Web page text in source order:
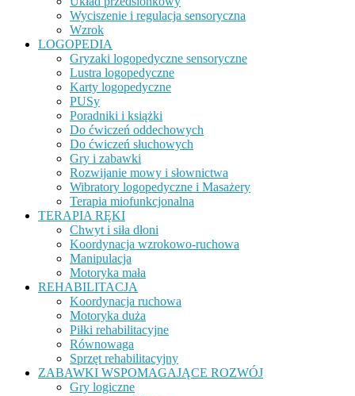
Wyciszenie i regulacja sensoryczna
Wzrok
LOGOPEDIA
Gryzaki logopedyczne sensoryczne
Lustra logopedyczne
Karty logopedyczne
PUSy
Poradniki i książki
Do ćwiczeń oddechowych
Do ćwiczeń słuchowych
Gry i zabawki
Rozwijanie mowy i słownictwa
Wibratory logopedyczne i Masażery
Terapia miofunkcjonalna
TERAPIA RĘKI
Chwyt i siła dłoni
Koordynacja wzrokowo-ruchowa
Manipulacja
Motoryka mała
REHABILITACJA
Koordynacja ruchowa
Motoryka duża
Piłki rehabilitacyjne
Równowaga
Sprzęt rehabilitacyjny
ZABAWKI WSPOMAGAJĄCE ROZWÓJ
Gry logiczne